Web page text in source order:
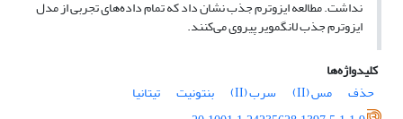
نداشت. مطالعه ایزوترم جذب نشان داد که تمام داده‌های تجربی از مدل
ایزوترم جذب لانگمویر پیروی می‌کنند.
کلیدواژه‌ها
حذف
مس (II) سرب (II) بنتونیت
تیتانیا